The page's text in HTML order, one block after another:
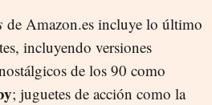
de Amazon.es incluye lo último
incluyendo versiones
de los 90 como
; juguetes de acción como la